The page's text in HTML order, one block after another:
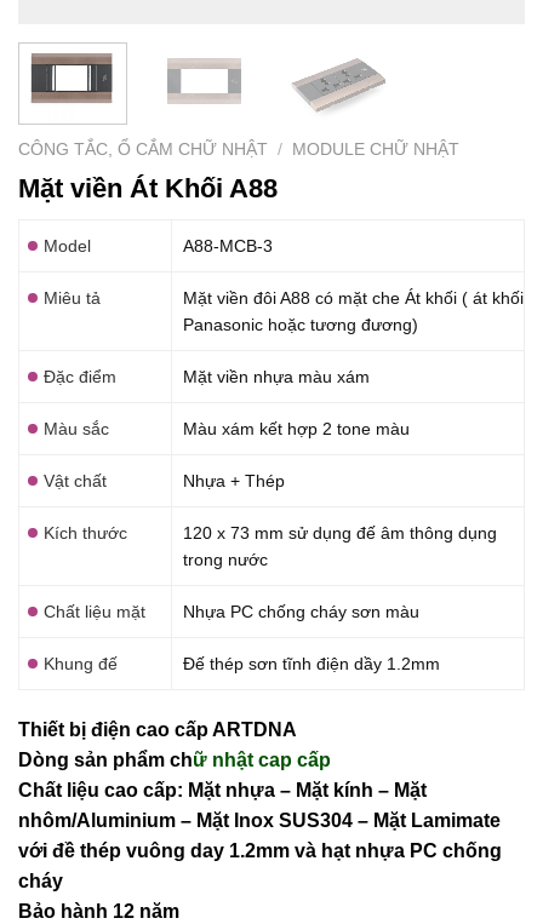
CÔNG TẮC, Ổ CẮM CHỮ NHẬT / MODULE CHỮ NHẬT
Mặt viền Át Khối A88
Model A88-MCB-3
Miêu tả
Mặt viền đôi A88 có mặt che Át khối ( át khối
Panasonic hoặc tương đương)
Đặc điểm Mặt viền nhựa màu xám
Màu sắc Màu xám kết hợp 2 tone màu
Vật chất Nhựa + Thép
Kích thước
120 x 73 mm sử dụng đế âm thông dụng
trong nước
Chất liệu mặt Nhựa PC chống cháy sơn màu
Khung đế Đế thép sơn tĩnh điện dầy 1.2mm
Thiết bị điện cao cấp ARTDNA
Dòng sản phẩm chữ nhật cap cấp
Chất liệu cao cấp: Mặt nhựa – Mặt kính – Mặt
nhôm/Aluminium – Mặt Inox SUS304 – Mặt Lamimate
với đề thép vuông day 1.2mm và hạt nhựa PC chống
cháy
Bảo hành 12 năm